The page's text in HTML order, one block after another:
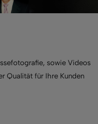
sowie Videos
Qualität für Ihre Kunden